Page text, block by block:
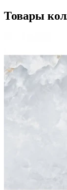
Товары